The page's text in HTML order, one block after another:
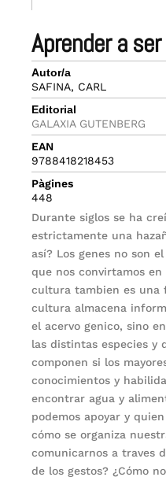
aprender a
Autor/a
SAFINA, CARL
Editorial
GALAXIA GUTENBERG
EAN
9788418218453
Pàgines
448
Durante siglos se ha
estrictamente una
así? Los genes no son
que nos convirtamos en
cultura tambien es una
cultura almacena
el acervo genico, sino
las distintas especies y
componen si los
conocimientos y
encontrar agua y
podemos apoyar y
cómo se organiza
comunicarnos a traves
de los gestos? ¿Cómo